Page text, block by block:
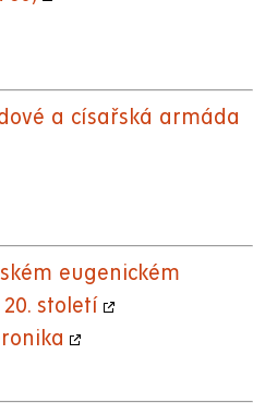
a císařská armáda
eugenickém
století